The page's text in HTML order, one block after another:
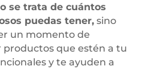
se trata de cuántos
puedas tener,sino
un momento de
productos que estén a tu
y te ayuden a